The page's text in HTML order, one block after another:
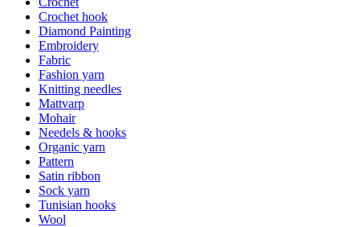
Crochet hook
Diamond Painting
Embroidery
Fabric
Fashion yarn
Knitting needles
Mattvarp
Mohair
Needels & hooks
Organic yarn
Pattern
Satin ribbon
Sock yarn
Tunisian hooks
Wool